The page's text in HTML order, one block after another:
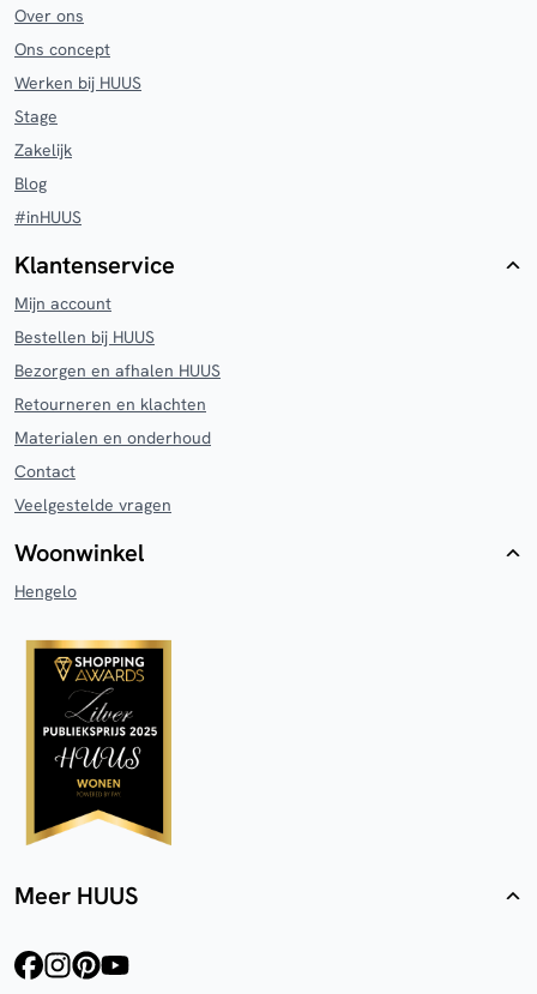
Over ons
Ons concept
Werken bij HUUS
Stage
Zakelijk
Blog
#inHUUS
Klantenservice
Mijn account
Bestellen bij HUUS
Bezorgen en afhalen HUUS
Retourneren en klachten
Materialen en onderhoud
Contact
Veelgestelde vragen
Woonwinkel
Hengelo
Meer HUUS
facebookinstagram
pinterest
youtube